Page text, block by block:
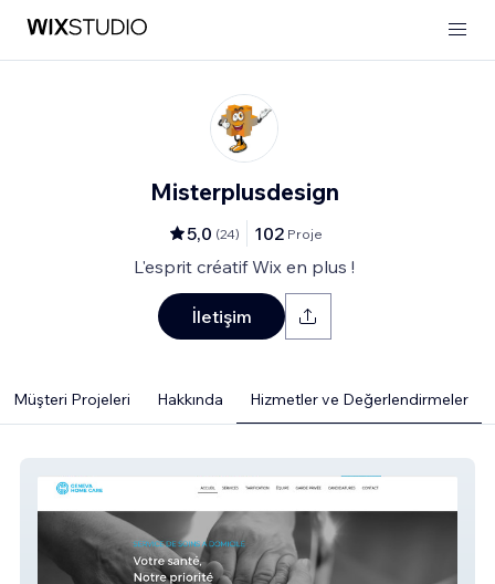
Misterplusdesign
5,0 (24) 102 Proje
L'esprit créatif Wix en plus !
İletişim
Müşteri Projeleri Hakkında Hizmetler ve Değerlendirmeler